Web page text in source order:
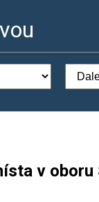
v oboru